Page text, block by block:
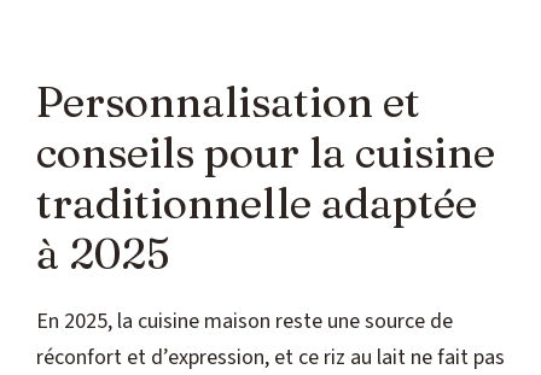
Personnalisation et
conseils pour la cuisine
traditionnelle adaptée
à 2025
En 2025, la cuisine maison reste une source de
réconfort et d’expression, et ce riz au lait ne fait pas